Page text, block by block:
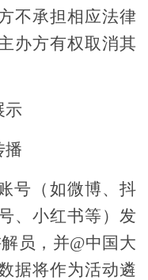
不承担相应法律
办方有权取消其
示
播
号（如微博、抖
、小红书等）发
员，并@中国大
据将作为活动遴